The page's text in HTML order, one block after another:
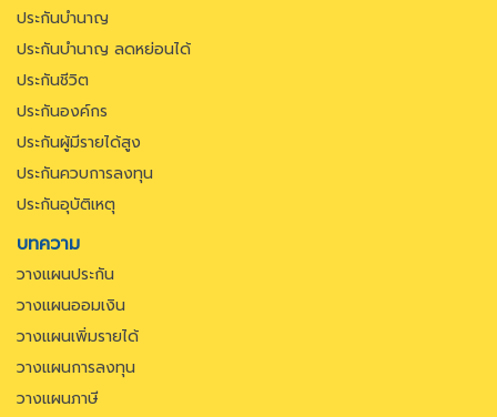
ประกันบำนาญ
ประกันบำนาญ ลดหย่อนได้
ประกันชีวิต
ประกันองค์กร
ประกันผู้มีรายได้สูง
ประกันควบการลงทุน
ประกันอุบัติเหตุ
บทความ
วางแผนประกัน
วางแผนออมเงิน
วางแผนเพิ่มรายได้
วางแผนการลงทุน
วางแผนภาษี